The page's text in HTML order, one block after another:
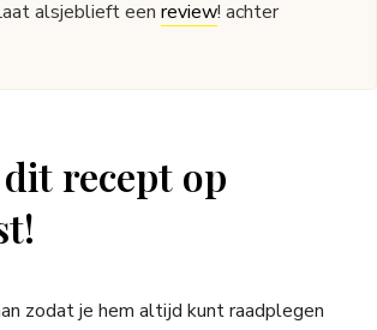
alsjeblieft eenreview! achter
recept op
zodat je hem altijd kunt raadplegen